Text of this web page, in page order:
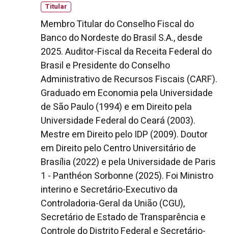
Titular
Membro Titular do Conselho Fiscal do
Banco do Nordeste do Brasil S.A., desde
2025. Auditor-Fiscal da Receita Federal do
Brasil e Presidente do Conselho
Administrativo de Recursos Fiscais (CARF).
Graduado em Economia pela Universidade
de São Paulo (1994) e em Direito pela
Universidade Federal do Ceará (2003).
Mestre em Direito pelo IDP (2009). Doutor
em Direito pelo Centro Universitário de
Brasília (2022) e pela Universidade de Paris
1 - Panthéon Sorbonne (2025). Foi Ministro
interino e Secretário-Executivo da
Controladoria-Geral da União (CGU),
Secretário de Estado de Transparência e